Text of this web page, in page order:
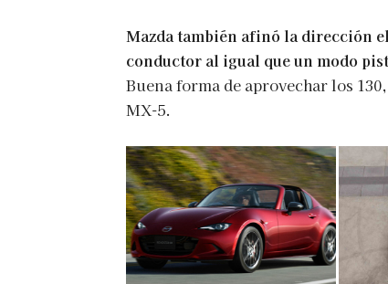
Mazda también afinó la dirección
conductor al igual que un modo
Buena forma de aprovechar los
MX-5.